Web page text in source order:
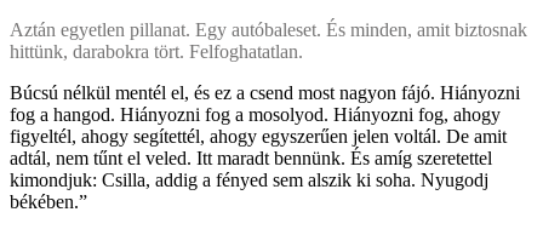
Aztán egyetlen pillanat. Egy autóbaleset. És minden, amit biztosnak
hittünk, darabokra tört. Felfoghatatlan.
Búcsú nélkül mentél el, és ez a csend most nagyon fájó. Hiányozni
fog a hangod. Hiányozni fog a mosolyod. Hiányozni fog, ahogy
figyeltél, ahogy segítettél, ahogy egyszerűen jelen voltál. De amit
adtál, nem tűnt el veled. Itt maradt bennünk. És amíg szeretettel
kimondjuk: Csilla, addig a fényed sem alszik ki soha. Nyugodj
békében.”